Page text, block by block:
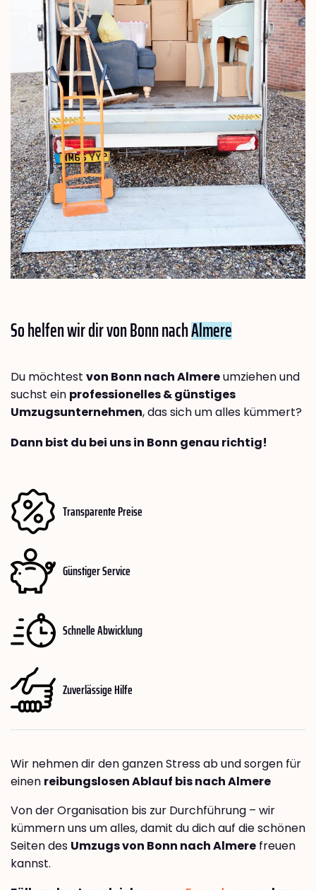
So helfen wir dir von Bonn nachAlmere
Du möchtest von Bonn nach Almereumziehen und
suchst ein professionelles & günstiges
Umzugsunternehmen, das sich um alles kümmert?
Dann bist du bei uns in Bonn genau richtig!
Transparente Preise
Günstiger Service
Schnelle Abwicklung
Zuverlässige Hilfe
Wir nehmen dir den ganzen Stress ab und sorgen für
einen reibungslosen Ablauf bis nach Almere
Von der Organisation bis zur Durchführung – wir
kümmern uns um alles, damit du dich auf die schönen
Seiten des Umzugs von Bonn nach Almere freuen
kannst.